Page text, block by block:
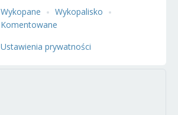
Wykopane
Wykopalisko
Komentowane
Ustawienia prywatności